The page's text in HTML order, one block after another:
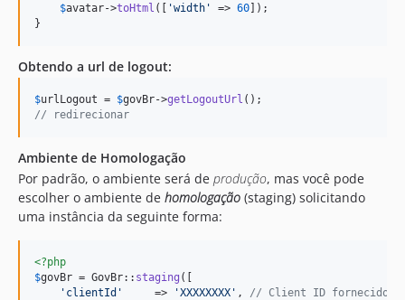
$avatar->toHtml ([ 'width ' => 60]);
}
Obtendo a url de logout:
$urlLogout = $govBr->getLogoutUrl
// redirecionar
Ambiente de Homologação
Por padrão, o ambiente será de produção, mas você pode
escolher o ambiente de homologação (staging) solicitando
uma instância da seguinte forma:
<?php
$govBr = GovBr:: staging ([
' clientId '
     =>
'XXXXXXXX ' , // Client ID fornecido